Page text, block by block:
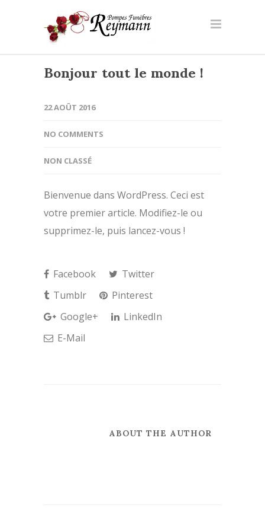
Bonjour tout le monde !
22 AOÛT 2016
NO COMMENTS
NON CLASSÉ
Bienvenue dans WordPress. Ceci est
votre premier article. Modifiez-le ou
supprimez-le, puis lancez-vous !
Facebook
Twitter
Tumblr
Pinterest
Google+
LinkedIn
E-Mail
ABOUT THE AUTHOR